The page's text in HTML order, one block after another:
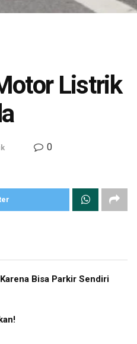
Listrik
0
Bisa Parkir Sendiri